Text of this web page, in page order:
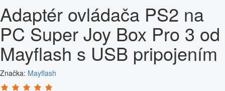
Adaptér ovládača PS2 na
PC Super Joy Box Pro 3 od
Mayflash s USB pripojením
Značka: Mayflash